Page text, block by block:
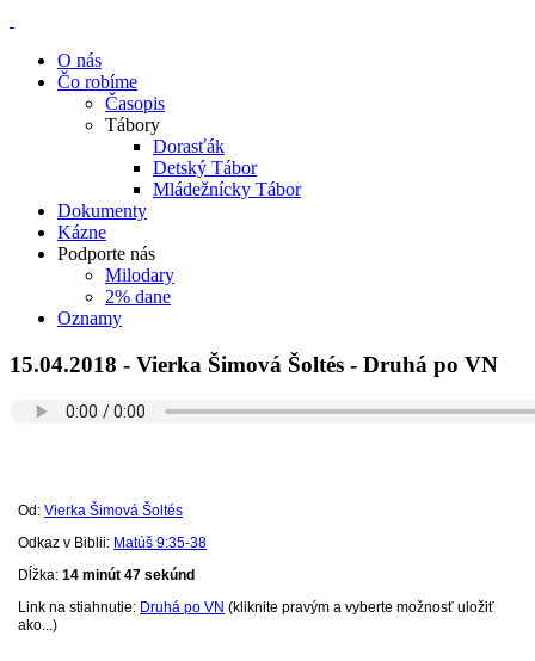
O nás
Čo robíme
Časopis
Tábory
Dorasťák
Detský Tábor
Mládežnícky Tábor
Dokumenty
Kázne
Podporte nás
Milodary
2% dane
Oznamy
15.04.2018 - Vierka Šimová Šoltés - Druhá po VN
Od: Vierka Šimová Šoltés
Odkaz v Biblii: Matúš 9:35-38
Dĺžka: 14 minút 47 sekúnd
Link na stiahnutie: Druhá po VN (kliknite pravým a vyberte možnosť uložiť
ako...)